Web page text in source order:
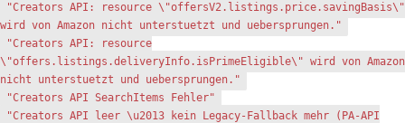
"Creators API: resource \"offersV2.listings.price.savingBasis\"
wird von Amazon nicht unterstuetzt und uebersprungen."
"Creators API: resource
\"offers.listings.deliveryInfo.isPrimeEligible\" wird von Amazon
nicht unterstuetzt und uebersprungen."
"Creators API SearchItems Fehler"
"Creators API leer \u2013 kein Legacy-Fallback mehr (PA-API